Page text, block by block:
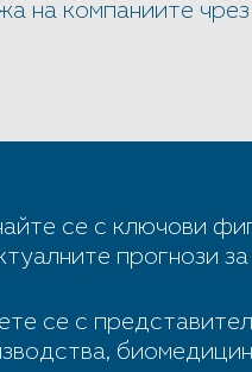
на компаниите
се с ключови
прогнози
се с